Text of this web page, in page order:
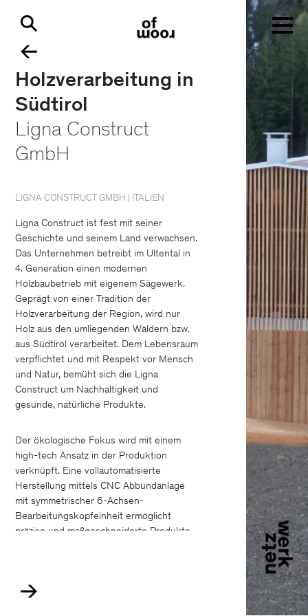
Holzverarbeitung in
Südtirol
Ligna Construct
GmbH
LIGNA CONSTRUCT GMBH | ITALIEN
Ligna Construct ist fest mit seiner
Geschichte und seinem Land verwachsen.
Das Unternehmen betreibt im Ultental in
4. Generation einen modernen
Holzbaubetrieb mit eigenem Sägewerk.
Geprägt von einer Tradition der
Holzverarbeitung der Region, wird nur
Holz aus den umliegenden Wäldern bzw.
aus Südtirol verarbeitet. Dem Lebensraum
verpflichtet und mit Respekt vor Mensch
und Natur, bemüht sich die Ligna
Construct um Nachhaltigkeit und
gesunde, natürliche Produkte.
Der ökologische Fokus wird mit einem
high-tech Ansatz in der Produktion
verknüpft. Eine vollautomatisierte
Herstellung mittels CNC Abbundanlage
mit symmetrischer 6-Achsen-
Bearbeitungskopfeinheit ermöglicht
präzise und maßgeschneiderte Produkte
hergestellt.